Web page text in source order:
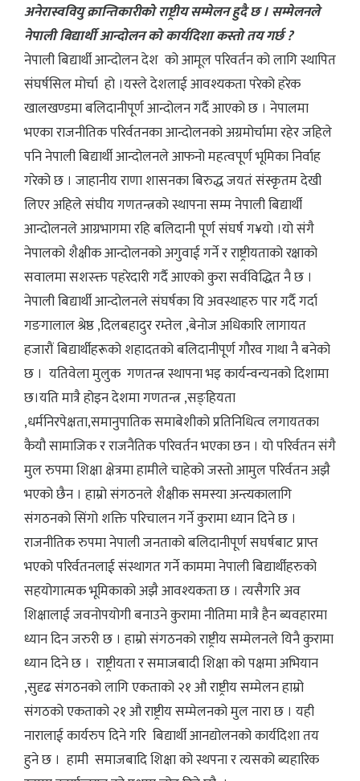
अनेरास्ववियु क्रान्तिकारीको राष्ट्रीय सम्मेलन हुदै छ । सम्मेलनले
नेपाली बिद्यार्थी आन्दोलन को कार्यदिशा कस्तो तय गर्छ ?
नेपाली बिद्यार्थी आन्दोलन देश को आमूल परिवर्तन को लागि स्थापित
संघर्षसिल मोर्चा हो ।यस्ले देशलाई आवश्यकता परेको हरेक
खालखण्डमा बलिदानीपूर्ण आन्दोलन गर्दै आएको छ । नेपालमा
भएका राजनीतिक परिर्वतनका आन्दोलनको अग्रमोर्चामा रहेर जहिले
पनि नेपाली बिद्यार्थी आन्दोलनले आफनो महत्वपूर्ण भूमिका निर्वाह
गरेको छ । जाहानीय राणा शासनका बिरुद्ध जयतं संस्कृतम देखी
लिएर अहिले संघीय गणतन्त्रको स्थापना सम्म नेपाली बिद्यार्थी
आन्दोलनले आग्रभागमा रहि बलिदानी पूर्ण संघर्ष ग¥यो ।यो संगै
नेपालको शैक्षीक आन्दोलनको अगुवाई गर्ने र राष्ट्रीयताको रक्षाको
सवालमा सशस्क्त पहरेदारी गर्दै आएको कुरा सर्वविद्धित नै छ ।
नेपाली बिद्यार्थी आन्दोलनले संघर्षका यि अवस्थाहरु पार गर्दै गर्दा
गङगालाल श्रेष्ठ ,दिलबहादुर रम्तेल ,बेनोज अधिकारि लागायत
हजारौं बिद्यार्थीहरूको शहादतको बलिदानीपूर्ण गौरव गाथा नै बनेको
छ । यतिवेला मुलुक गणतन्त्र स्थापना भइ कार्यन्वन्यनको दिशामा
छ।यति मात्रै होइन देशमा गणतन्त्र ,सङ्हियता
,धर्मनिरपेक्षता,समानुपातिक समाबेशीको प्रतिनिधित्व लगायतका
कैयौ सामाजिक र राजनैतिक परिवर्तन भएका छन । यो परिर्वतन संगै
मुल रुपमा शिक्षा क्षेत्रमा हामीले चाहेको जस्तो आमुल परिर्वतन अझै
भएको छैन । हाम्रो संगठनले शैक्षीक समस्या अन्त्यकालागि
संगठनको सिंगो शक्ति परिचालन गर्ने कुरामा ध्यान दिने छ ।
राजनीतिक रुपमा नेपाली जनताको बलिदानीपूर्ण सघर्षबाट प्राप्त
भएको परिर्वतनलाई संस्थागत गर्ने काममा नेपाली बिद्यार्थीहरुको
सहयोगात्मक भूमिकाको अझै आवश्यकता छ । त्यसैगरि अव
शिक्षालाई जवनोपयोगी बनाउने कुरामा नीतिमा मात्रै हैन ब्यवहारमा
ध्यान दिन जरुरी छ । हाम्रो संगठनको राष्ट्रीय सम्मेलनले यिनै कुरामा
ध्यान दिने छ । राष्ट्रीयता र समाजबादी शिक्षा को पक्षमा अभियान
,सुदृढ संगठनको लागि एकताको २१ औ राष्ट्रीय सम्मेलन हाम्रो
संगठको एकताको २१ औ राष्ट्रीय सम्मेलनको मुल नारा छ । यही
नारालाई कार्यरुप दिने गरि बिद्यार्थी आनद्योलनको कार्यदिशा तय
हुने छ । हामी समाजबादि शिक्षा को स्थपना र त्यसको ब्यहारिक